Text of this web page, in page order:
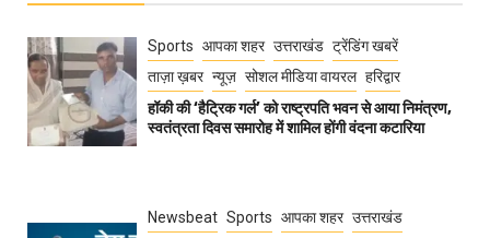
Sports आपका शहर उत्तराखंड ट्रेंडिंग खबरें
ताज़ा ख़बर न्यूज़ सोशल मीडिया वायरल हरिद्वार
हॉकी की ‘हैट्रिक गर्ल’ को राष्ट्रपति भवन से आया निमंत्रण,
स्वतंत्रता दिवस समारोह में शामिल होंगी वंदना कटारिया
Newsbeat Sports आपका शहर उत्तराखंड